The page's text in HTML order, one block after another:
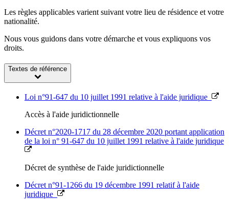
Les règles applicables varient suivant votre lieu de résidence et votre
nationalité.
Nous vous guidons dans votre démarche et vous expliquons vos
droits.
Textes de référence
Loi n°91-647 du 10 juillet 1991 relative à l'aide juridique
Accès à l'aide juridictionnelle
Décret n°2020-1717 du 28 décembre 2020 portant application
de la loi n° 91-647 du 10 juillet 1991 relative à l'aide juridique
Décret de synthèse de l'aide juridictionnelle
Décret n°91-1266 du 19 décembre 1991 relatif à l'aide
juridique